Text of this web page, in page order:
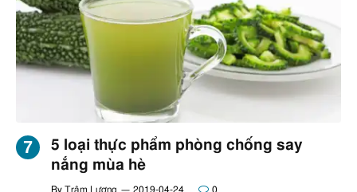
5 loại thực phẩm phòng chống say
nắng mùa hè
By Trâm Lương 2019-04-24 0